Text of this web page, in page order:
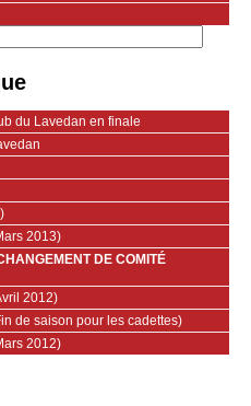
du Lavedan en finale
2013)
DE COMITÉ
2012)
de saison pour les cadettes)
2012)